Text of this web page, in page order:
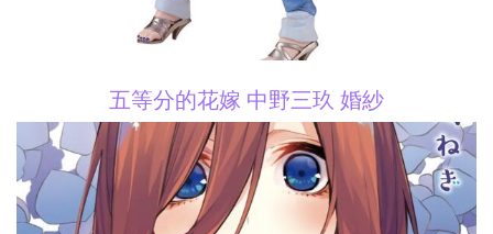
五等分的花嫁 中野三玖 婚紗